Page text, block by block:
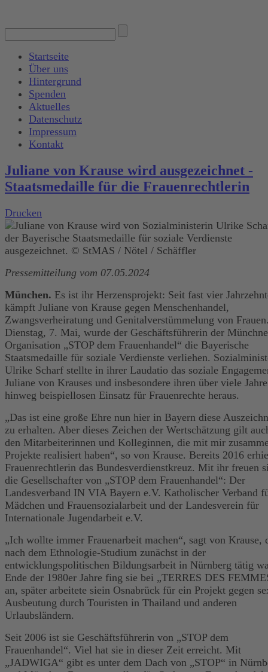
Startseite
Über uns
Hintergrund
Spenden
Aktuelles
Datenschutz
Impressum
Kontakt
Juliane von Krause wird ausgezeichnet -
Staatsmedaille für die Frauenrechtlerin
Drucken
Pressemitteilung vom 07.05.2024
München. Es ist ihr Herzensprojekt: Seit fast vier
kämpft Juliane von Krause gegen Menschenhandel,
Zwangsverheiratung und Genitalverstümmelung von
Dienstag, 7. Mai, wurde der Geschäftsführerin der
Organisation „STOP dem Frauenhandel“ die Bayerische
Staatsmedaille für soziale Verdienste verliehen.
Ulrike Scharf stellte in ihrer Laudatio das soziale
Juliane von Krauses und insbesondere ihren über viele Jahre
hinweg beispiellosen Einsatz für Frauenrechte heraus.
„Das ist eine große Ehre nun hier in Bayern diese
zu erhalten. Aber dieses Zeichen der Wertschätzung gilt
den Mitarbeiterinnen und Kolleginnen, die mit mir
Projekte realisiert haben“, so von Krause. Bereits 2016
Frauenrechtlerin das Bundesverdienstkreuz. Mit ihr freuen
die Gesellschafter von „STOP dem Frauenhandel“: Der
Landesverband IN VIA Bayern e.V. Katholischer Verband
Mädchen und Frauensozialarbeit und der Landesverein für
Internationale Jugendarbeit e.V.
„Ich wollte immer Frauenarbeit machen“, sagt von Krause,
nach dem Ethnologie-Studium zunächst in der
entwicklungspolitischen Bildungsarbeit in Nürnberg tätig
Ende der 1980er Jahre fing sie bei „TERRES DES
an, später arbeitete siein Osnabrück für ein Projekt gegen
Ausbeutung durch Touristen in Thailand und anderen
Urlaubsländern.
Seit 2006 ist sie Geschäftsführerin von „STOP dem
Frauenhandel“. Viel hat sie in dieser Zeit erreicht. Mit
„JADWIGA“ gibt es unter dem Dach von „STOP“ in